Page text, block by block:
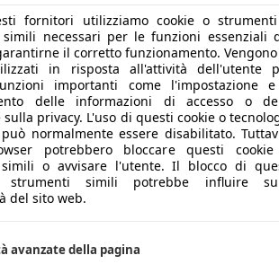
- Mn
fornitori utilizziamo cookie o
simili necessari per le funzioni essenziali
il corretto funzionamento.
in risposta all'attività dell'utente
importanti come l'impostazione
delle informazioni di accesso o
privacy. L'uso di questi cookie o
normalmente essere disabilitato.
potrebbero bloccare questi
o avvisare l'utente. Il blocco di
strumenti simili potrebbe influire
del sito web.
avanzate della pagina